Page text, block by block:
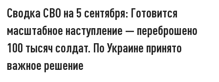
Сводка СВО на 5 сентября: Готовится
масштабное наступление — переброшено
100 тысяч солдат. По Украине принято
важное решение